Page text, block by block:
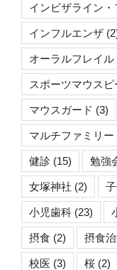
インビザライン・
インフルエンザ
オーラルフレイル
スポーツマウスピ
マウスガード (3)
マルチファミリー
健診 (15) 勉強
女塚神社 (2)
小児歯科 (23)
摂食 (2) 摂食
校医 (3) 桜 (2)